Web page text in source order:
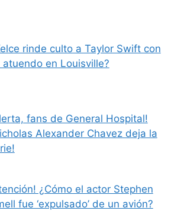
rinde culto a Taylor Swift con
atuendo en Louisville?
fans de General Hospital!
Alexander Chavez deja la
¿Cómo el actor Stephen
fue ‘expulsado’ de un avión?